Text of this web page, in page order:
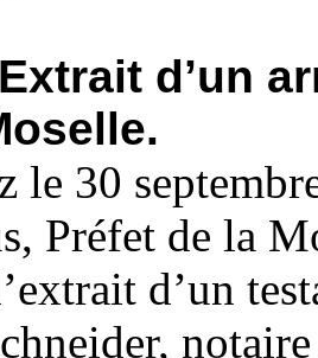
Extrait d’un
le 30
Préfet de la
d’un